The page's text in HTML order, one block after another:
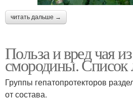
читать дальше →
Польза и вред чая
смородины. Список
Группы гепатопротекторов
от состава.